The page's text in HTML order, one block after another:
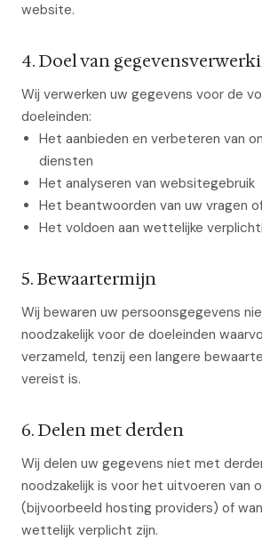
website.
4. Doel van
Wij verwerken uw gegevens voor de
doeleinden:
Het aanbieden en verbeteren van
diensten
Het analyseren van websitegebruik
Het beantwoorden van uw vragen
Het voldoen aan wettelijke
5. Bewaartermijn
Wij bewaren uw persoonsgegevens
noodzakelijk voor de doeleinden
verzameld, tenzij een langere
vereist is.
6. Delen met derden
Wij delen uw gegevens niet met
noodzakelijk is voor het uitvoeren van
(bijvoorbeeld hosting providers) of
wettelijk verplicht zijn.